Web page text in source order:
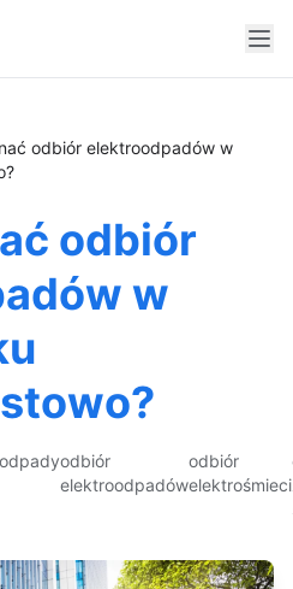
odbiór elektroodpadów w
odbiór
w
odbiór
elektroodpadów
odbiór
elektrośmieci